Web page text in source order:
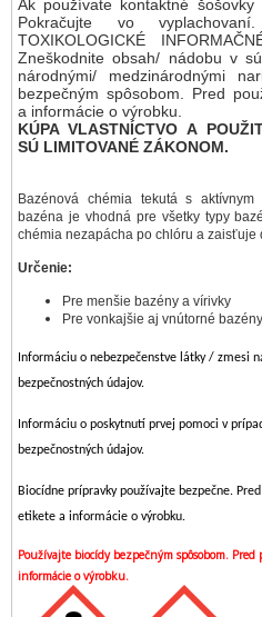
Ak používate kontaktné
Pokračujte vo
TOXIKOLOGICKÉ
Zneškodnite obsah/ nádobu v
národnými/ medzinárodnými
bezpečným spôsobom. Pred
a informácie o výrobku.
KÚPA VLASTNÍCTVO A
SÚ LIMITOVANÉ ZÁKONOM.
Bazénová chémia tekutá s
bazéna je vhodná pre všetky typy
chémia nezapácha po chlóru a zaisťuje
Určenie:
Pre menšie bazény a vírivky
Pre vonkajšie aj vnútorné
Informáciu o nebezpečenstve látky / zmesi
bezpečnostných údajov.
Informáciu o poskytnutí prvej pomoci v
bezpečnostných údajov.
Biocídne prípravky používajte bezpečne.
etikete a informácie o výrobku.
Používajte biocídy bezpečným spôsobom.
informácie o výrobku.